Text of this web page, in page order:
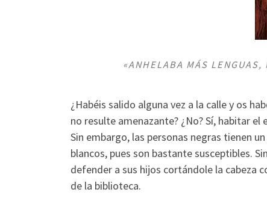
«ANHELABA MÁS LENGUAS,
¿Habéis salido alguna vez a la calle y os
no resulte amenazante? ¿No? Sí, habitar
Sin embargo, las personas negras tienen
blancos, pues son bastante susceptibles.
defender a sus hijos cortándole la cabeza
de la biblioteca.